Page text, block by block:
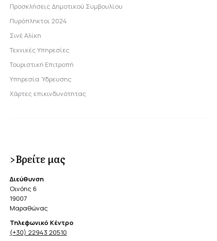
Προσκλήσεις Δημοτικού Συμβουλίου
Πυρόπληκτοι 2024
Σινέ Αλίκη
Τεχνικές Υπηρεσίες
Τουριστική Επιτροπή
Υπηρεσία Ύδρευσης
Χάρτες επικινδυνότητας
>Βρείτε μας
Διεύθυνση
Οινόης 6
19007
Μαραθώνας
Τηλεφωνικό Κέντρο
(+30) 22943 20510